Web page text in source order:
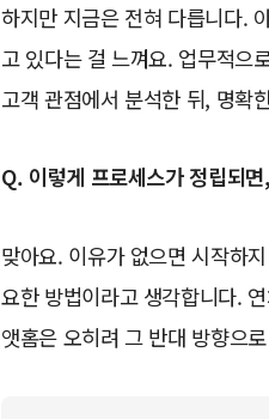
하지만 지금은 전혀 다릅니다.
고 있다는 걸 느껴요. 업무적으
고객 관점에서 분석한 뒤, 명확
Q. 이렇게 프로세스가 정립되
맞아요. 이유가 없으면 시작하
요한 방법이라고 생각합니다.
앳홈은 오히려 그 반대 방향으